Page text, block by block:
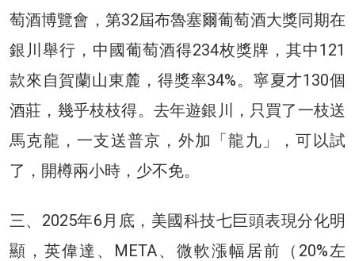
萄酒博覽會，第32屆布魯塞爾葡萄酒大獎同期在
銀川舉行，中國葡萄酒得234枚獎牌，其中121
款來自賀蘭山東麓，得獎率34%。寧夏才130個
酒莊，幾乎枝枝得。去年遊銀川，只買了一枝送
馬克龍，一支送普京，外加「龍九」，可以試
了，開樽兩小時，少不免。
三、2025年6月底，美國科技七巨頭表現分化明
顯，英偉達、META、微軟漲幅居前（20%左